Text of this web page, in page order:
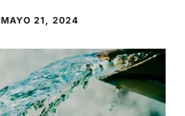
MAYO 21, 2024